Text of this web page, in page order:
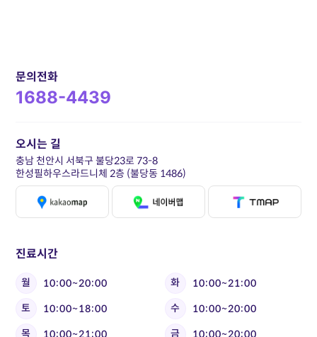
문의전화
1688-4439
진료시간
월 10:00~20:00 화
10:00~21:00
토
10:00~18:00 수
10:00~20:00
목
10:00~21:00 금 10:00~20:00
오시는 길
충남 천안시 서북구 불당23로 73-8
한성필하우스라드니체 2층 (불당동 1486)